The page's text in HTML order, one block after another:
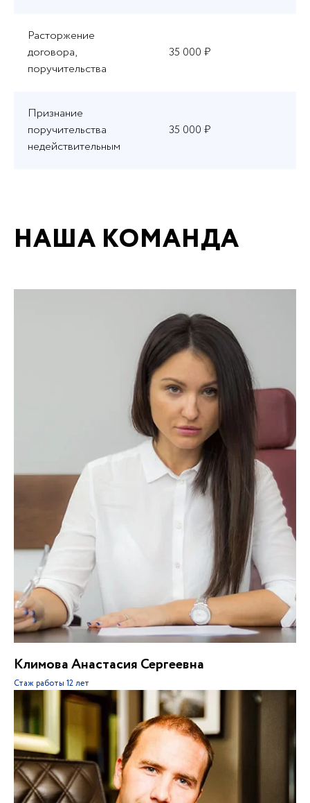
Расторжение
договора,
поручительства
35 000 ₽
Признание
поручительства
недействительным
35 000 ₽
НАША КОМАНДА
Климова Анастасия Сергеевна
Стаж работы 12 лет